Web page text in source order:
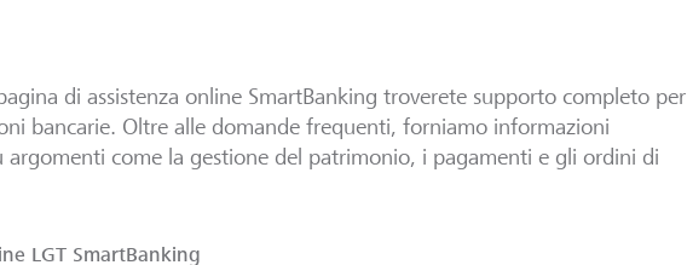
di assistenza online SmartBanking troverete supporto completo per
bancarie. Oltre alle domande frequenti, forniamo informazioni
argomenti come la gestione del patrimonio, i pagamenti e gli ordini di
LGT SmartBanking